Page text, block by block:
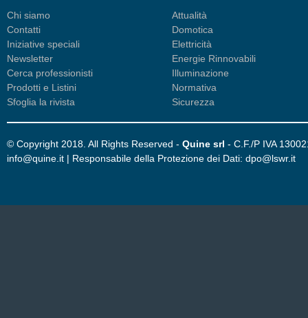
Chi siamo
Contatti
Iniziative speciali
Newsletter
Cerca professionisti
Prodotti e Listini
Sfoglia la rivista
Attualità
Domotica
Elettricità
Energie Rinnovabili
Illuminazione
Normativa
Sicurezza
© Copyright 2018. All Rights Reserved - Quine srl - C.F./P IVA
info@quine.it | Responsabile della Protezione dei Dati: dpo@lswr.it